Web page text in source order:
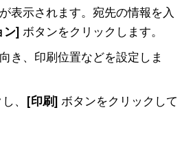
表示されます。宛先の情報を入
ン] ボタンをクリックします。
き、印刷位置などを設定しま
、 [印刷] ボタンをクリックして